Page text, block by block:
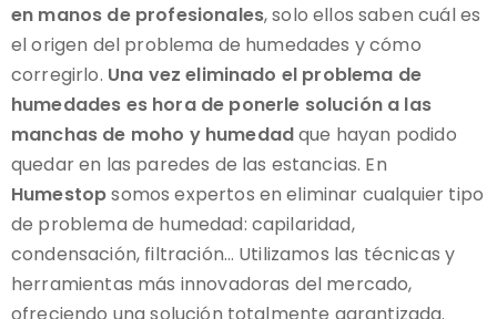
en manos de profesionales, solo ellos saben cuál es
el origen del problema de humedades y cómo
corregirlo. Una vez eliminado el problema de
humedades es hora de ponerle solución a las
manchas de moho y humedadque hayan podido
quedar en las paredes de las estancias. En
Humestopsomos expertos en eliminar cualquier tipo
de problema de humedad: capilaridad,
condensación, filtración… Utilizamos las técnicas y
herramientas más innovadoras del mercado,